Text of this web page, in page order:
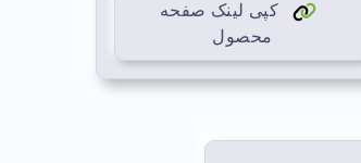
کپی لینک صفحه
محصول